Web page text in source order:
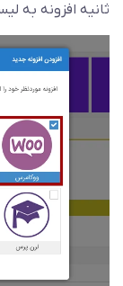
ثانیه افزونه به